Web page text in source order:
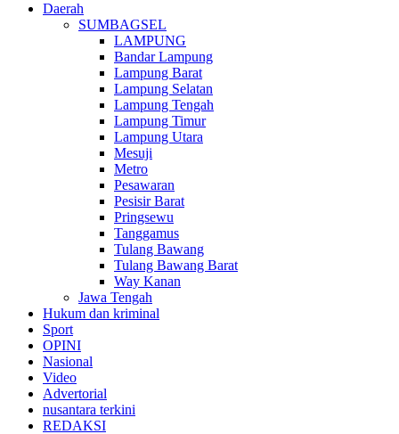
Daerah
SUMBAGSEL
LAMPUNG
Bandar Lampung
Lampung Barat
Lampung Selatan
Lampung Tengah
Lampung Timur
Lampung Utara
Mesuji
Metro
Pesawaran
Pesisir Barat
Pringsewu
Tanggamus
Tulang Bawang
Tulang Bawang Barat
Way Kanan
Jawa Tengah
Hukum dan kriminal
Sport
OPINI
Nasional
Video
Advertorial
nusantara terkini
REDAKSI